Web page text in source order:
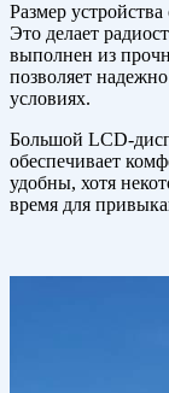
Размер устройства
Это делает
выполнен из
позволяет
условиях.
Большой LCD-
обеспечивает
удобны, хотя
время для